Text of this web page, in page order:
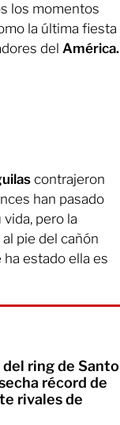
los momentos
la última fiesta
del América.
contrajeron
han pasado
pero la
pie del cañón
estado ella es
ring de Santo
récord de
rivales de